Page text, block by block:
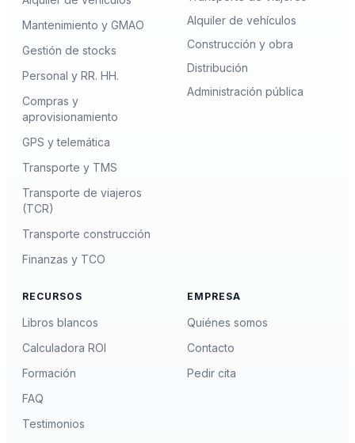
Mantenimiento y GMAO
Gestión de stocks
Personal y RR. HH.
Compras y
aprovisionamiento
GPS y telemática
Transporte y TMS
Transporte de viajeros
(TCR)
Transporte construcción
Finanzas y TCO
Alquiler de vehículos
Construcción y obra
Distribución
Administración pública
RECURSOS
Libros blancos
Calculadora ROI
Formación
FAQ
Testimonios
EMPRESA
Quiénes somos
Contacto
Pedir cita